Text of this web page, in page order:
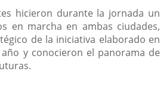
hicieron durante la jornada un
en marcha en ambas ciudades,
de la iniciativa elaborado en
y conocieron el panorama de